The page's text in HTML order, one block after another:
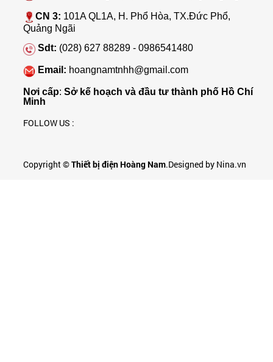
CN 3: 101A QL1A, H. Phổ Hòa, TX.Đức Phổ,
Quảng Ngãi
Sdt: (028) 627 88289 - 0986541480
Email: hoangnamtnhh@gmail.com
Nơi cấp: Sở kế hoạch và đầu tư thành phố Hồ Chí
Minh
FOLLOW US :
Copyright ©Thiết bị điện Hoàng Nam.Designed by Nina.vn